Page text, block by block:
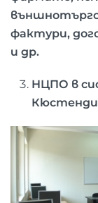
фактури,
и др.
НЦПО в